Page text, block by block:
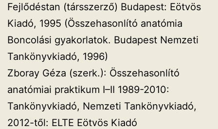
Fejlődéstan (társszerző) Budapest: Eötvös
Kiadó, 1995 (Összehasonlító anatómia
Boncolási gyakorlatok. Budapest Nemzeti
Tankönyvkiadó, 1996)
Zboray Géza (szerk.): Összehasonlító
anatómiai praktikum I–II 1989-2010:
Tankönyvkiadó, Nemzeti Tankönyvkiadó,
2012-től: ELTE Eötvös Kiadó